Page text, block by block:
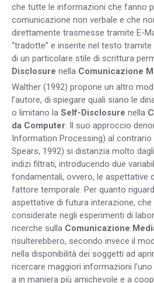
che tutte le informazioni che fanno
comunicazione non verbale e che
direttamente trasmesse tramite E-
“tradotte” e inserite nel testo
di un particolare stile di scrittura
Disclosure nella Comunicazione
Walther (1992) propone un altro
l’autore, di spiegare quali siano le
o limitano la Self-Disclosure nella
da Computer. Il suo approccio
Information Processing) al contrario
Spears, 1992) si distanzia molto
indizi filtrati, introducendo due
fondamentali, ovvero, le aspettative
fattore temporale. Per quanto
aspettative di futura interazione, che
considerate negli esperimenti di
ricerche sulla Comunicazione
risulterebbero, secondo invece il
nella disponibilità dei soggetti ad
ricercare maggiori informazioni
a in maniera più amichevole e a